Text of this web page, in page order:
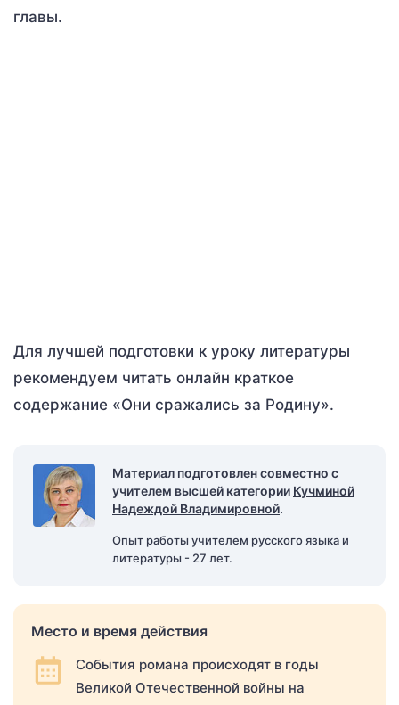
главы.
Для лучшей подготовки к уроку литературы
рекомендуем читать онлайн краткое
содержание «Они сражались за Родину».
Материал подготовлен совместно с
учителем высшей категории Кучминой
Надеждой Владимировной.
Опыт работы учителем русского языка и
литературы - 27 лет.
Место и время действия
События романа происходят в годы
Великой Отечественной войны на